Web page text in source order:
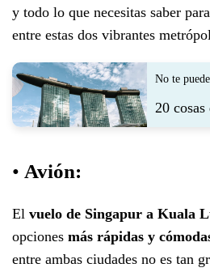
y todo lo que necesitas saber
entre estas dos vibrantes
No te
20
• Avión:
El vuelo de Singapur a Kuala
opciones más rápidas y
entre ambas ciudades no es tan